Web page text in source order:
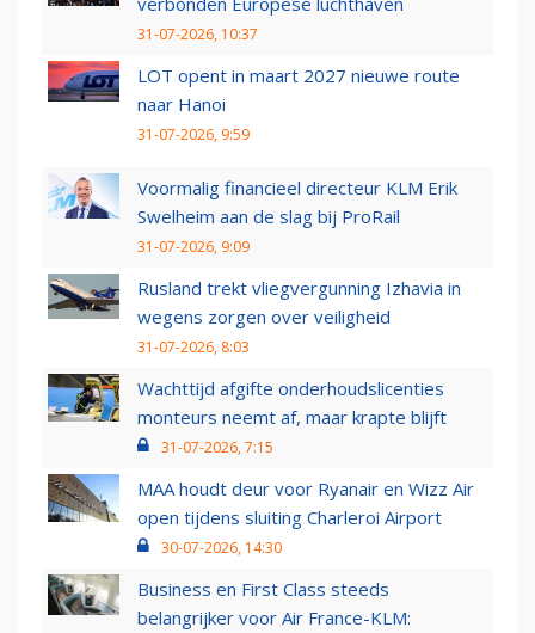
31-07-2026, 10:37
LOT opent in maart 2027 nieuwe route
naar Hanoi
31-07-2026, 9:59
Voormalig financieel directeur KLM Erik
Swelheim aan de slag bij ProRail
31-07-2026, 9:09
Rusland trekt vliegvergunning Izhavia in
wegens zorgen over veiligheid
31-07-2026, 8:03
Wachttijd afgifte onderhoudslicenties
monteurs neemt af, maar krapte blijft
31-07-2026, 7:15
MAA houdt deur voor Ryanair en Wizz Air
open tijdens sluiting Charleroi Airport
30-07-2026, 14:30
Business en First Class steeds
belangrijker voor Air France-KLM: